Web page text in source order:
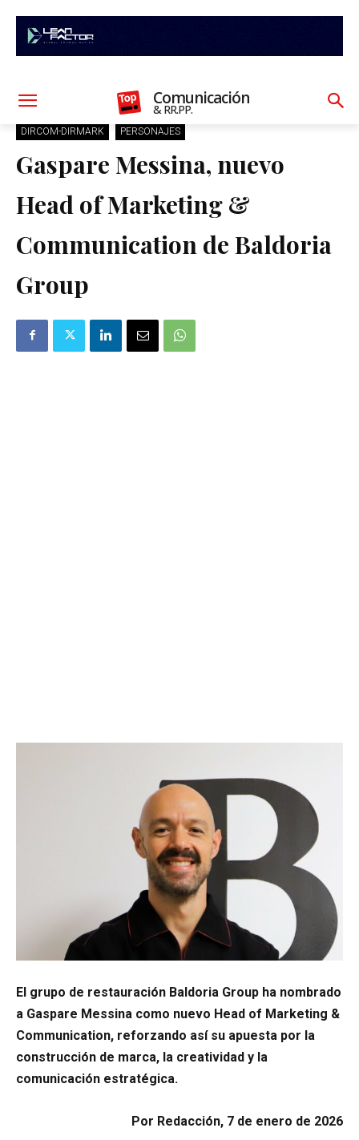
Comunicación
& RR.PP.
DIRCOM-DIRMARK PERSONAJES
Gaspare Messina, nuevo
Head of Marketing &
Communication de Baldoria
Group
El grupo de restauración Baldoria Group ha nombrado
a Gaspare Messina como nuevo Head of Marketing &
Communication, reforzando así su apuesta por la
construcción de marca, la creatividad y la
comunicación estratégica.
Por Redacción, 7 de enero de 2026